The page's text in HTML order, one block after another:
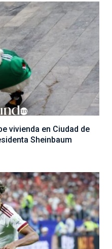
vivienda en Ciudad de
Sheinbaum